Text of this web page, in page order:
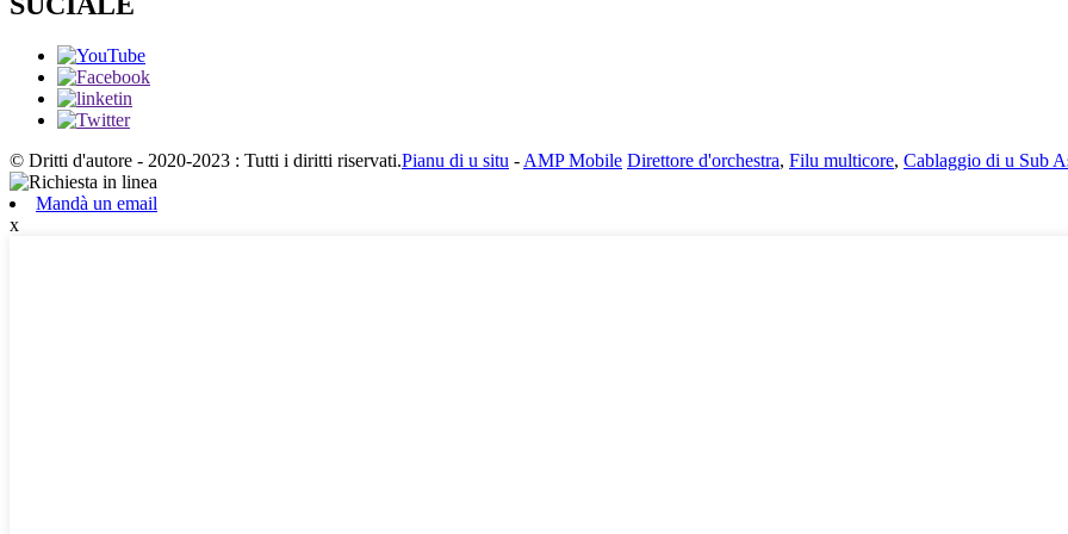
© Dritti d'autore - 2020-2023 : Tutti i diritti riservati.Pianu di u situ - AMP Mobile Direttore d'orchestra, Filu multicore, Cablaggio di u Sub
Mandà un email
x